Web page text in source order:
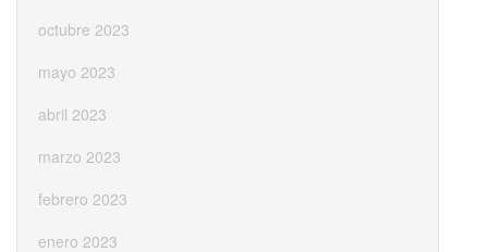
octubre 2023
mayo 2023
abril 2023
marzo 2023
febrero 2023
enero 2023